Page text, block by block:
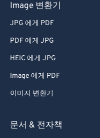
Image 변환기
JPG 에게 PDF
PDF 에게 JPG
HEIC 에게 JPG
Image 에게 PDF
이미지 변환기
문서 & 전자책